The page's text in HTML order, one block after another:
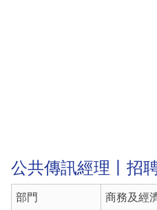
公共傳訊經理丨招
部門 商務及經